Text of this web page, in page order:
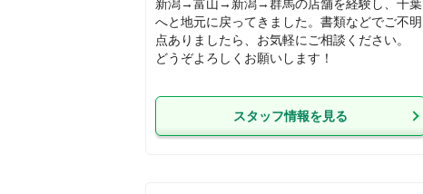
新潟→富山→新潟→群馬の店舗を経験し、千葉
へと地元に戻ってきました。書類などでご不明
点ありましたら、お気軽にご相談ください。
スタッフ情報を見る